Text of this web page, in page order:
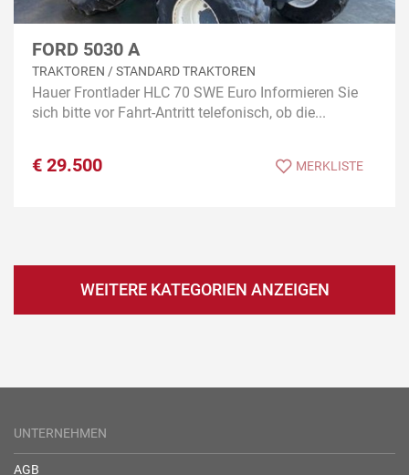
FORD 5030 A
TRAKTOREN / STANDARD TRAKTOREN
Hauer Frontlader HLC 70 SWE Euro Informieren Sie
sich bitte vor Fahrt-Antritt telefonisch, ob die...
€ 29.500 MERKLISTE
WEITERE KATEGORIEN ANZEIGEN
UNTERNEHMEN
AGB